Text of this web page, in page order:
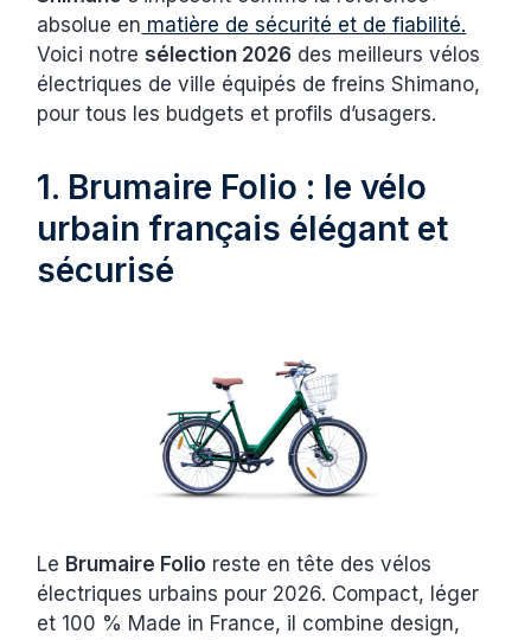
absolue en matière de sécurité et de fiabilité.
Voici notresélection 2026 des meilleurs vélos
électriques de ville équipés de freins Shimano,
pour tous les budgets et profils d’usagers.
1. Brumaire Folio : le vélo
urbain français élégant et
sécurisé
Le Brumaire Folio reste en tête des vélos
électriques urbains pour 2026. Compact, léger
et 100 % Made in France, il combine design,